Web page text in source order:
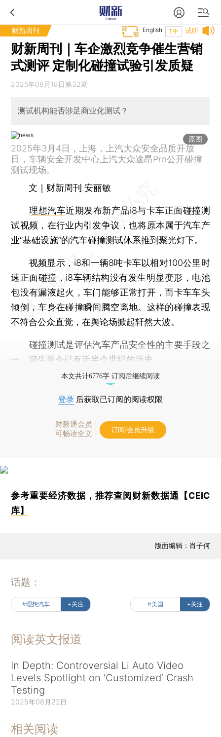
财新周刊 试听
T中
English
财新周刊｜车企激烈竞争催生营销
式测评 定制化碰撞试验引发质疑
2025年08月18日第32期
测试机构能否涉足商业化测试？
原图
2025年3月4日，上海，上汽大众安全品质开放
日，车辆安全开发中心上汽大众途昂Pro公开碰撞
测试现场。
文｜财新周刊 安丽敏
理想汽车近期发布新产品i8与卡车正面碰撞测
试视频，在行业内引发争议，也将原本属于汽车产
业“基础设施”的汽车碰撞测试体系推到聚光灯下。
视频显示，i8和一辆8吨卡车以相对100公里时
速正面碰撞，i8车辆结构没有发生明显变形，电池
包没有漏液起火，车门能够正常打开，而卡车车头
倾倒，车身在碰撞瞬间腾空离地。这样的碰撞表现
不符合公众直觉，在舆论场掀起轩然大波。
碰撞测试是评估汽车产品安全性的主要手段之
一，诞生至今已有近半个世纪的历史。
本文共计6776字 订阅后继续阅读
登录 后获取已订阅的阅读权限
财新通会员
可畅读全文
订阅/会员升级
参考重要经济数据，推荐查阅 财新数据通【CEIC
库】
版面编辑：肖子何
话题：
#理想汽车 +关注 #美国 +关注
阅读英文报道
In Depth: Controversial Li Auto Video
Levels Spotlight on ‘Customized’ Crash
Testing
2025年08月22日
相关阅读